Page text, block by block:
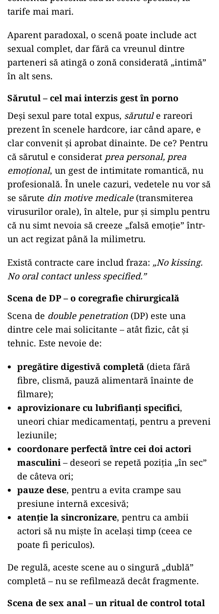
tarife mai mari.
Aparent paradoxal, o scenă poate include act
sexual complet, dar fără ca vreunul dintre
parteneri să atingă o zonă considerată „intimă”
în alt sens.
Sărutul – cel mai interzis gest în porno
Deși sexul pare total expus, sărutule rareori
prezent în scenele hardcore, iar când apare, e
clar convenit și aprobat dinainte. De ce? Pentru
că sărutul e considerat prea personal, prea
emoțional, un gest de intimitate romantică, nu
profesională. În unele cazuri, vedetele nu vor să
se sărute din motive medicale(transmiterea
virusurilor orale), în altele, pur și simplu pentru
că nu simt nevoia să creeze „falsă emoție” într-
un act regizat până la milimetru.
Există contracte care includ fraza: „No kissing.
No oral contact unless specified.”
Scena de DP – o coregrafie chirurgicală
Scena de double penetration (DP) este una
dintre cele mai solicitante – atât fizic, cât și
tehnic. Este nevoie de:
pregătire digestivă completă (dieta fără
fibre, clismă, pauză alimentară înainte de
filmare);
aprovizionare cu lubrifianți specifici,
uneori chiar medicamentați, pentru a preveni
leziunile;
coordonare perfectă între cei doi actori
masculini – deseori se repetă poziția „în sec”
de câteva ori;
pauze dese, pentru a evita crampe sau
presiune internă excesivă;
atenție la sincronizare, pentru ca ambii
actori să nu miște în același timp (ceea ce
poate fi periculos).
De regulă, aceste scene au o singură „dublă”
completă – nu se refilmează decât fragmente.
Scena de sex anal – un ritual de control total